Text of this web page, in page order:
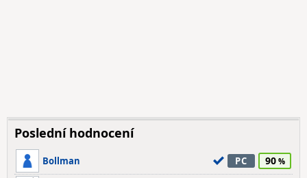
Poslední hodnocení
Bollman PC 90